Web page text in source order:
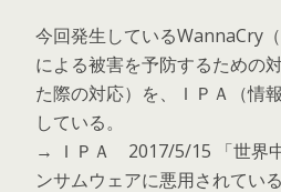
今回発生しているWannaCry
による被害を予防するための
た際の対応）を、ＩＰＡ（情
している。
→ ＩＰＡ 2017/5/15 「世界
ンサムウェアに悪用されてい